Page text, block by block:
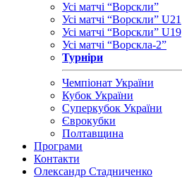
Усі матчі “Ворскли”
Усі матчі “Ворскли” U21
Усі матчі “Ворскли” U19
Усі матчі “Ворскла-2”
Турніри
Чемпіонат України
Кубок України
Суперкубок України
Єврокубки
Полтавщина
Програми
Контакти
Олександр Стадниченко